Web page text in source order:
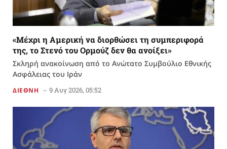
«Μέχρι η Αμερική να διορθώσει τη συμπεριφορά
της, το Στενό του Ορμούζ δεν θα ανοίξει»
Σκληρή ανακοίνωση από το Ανώτατο Συμβούλιο Εθνικής
Ασφάλειας του Ιράν
ΔΙΕΘΝΗ 9 Αυγ 2026, 05:52